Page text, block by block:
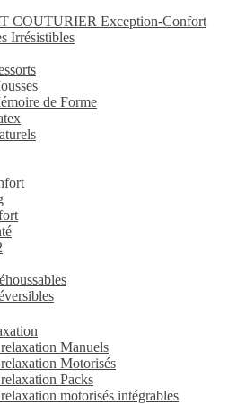
COUTURIER Exception-Confort
Irrésistibles
de Forme
Manuels
Motorisés
Packs
motorisés intégrables